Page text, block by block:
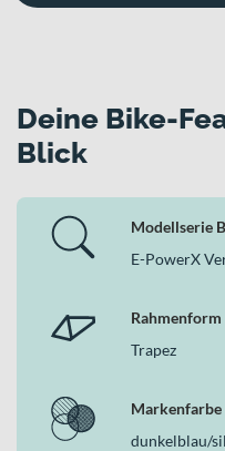
Deine Bike-
Blick
Modellserie
E-PowerX
Trapez
Markenfarbe
dunkelblau/